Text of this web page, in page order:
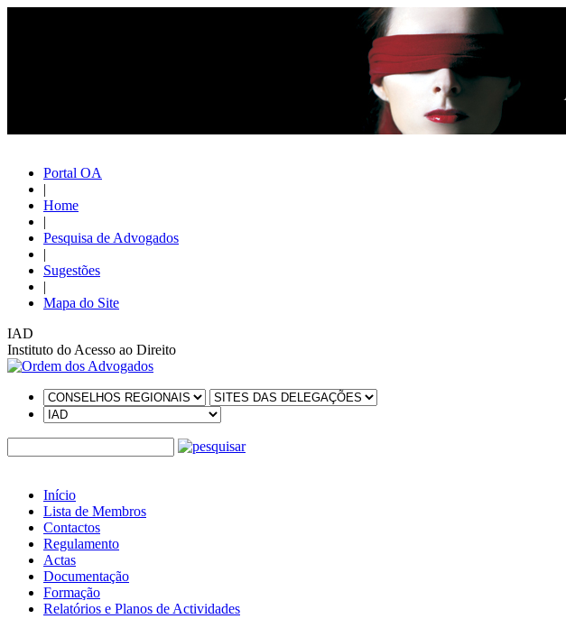
Portal OA
|
Home
|
Pesquisa de Advogados
|
Sugestões
|
Mapa do Site
IAD
Instituto do Acesso ao Direito
Início
Lista de Membros
Contactos
Regulamento
Actas
Documentação
Formação
Relatórios e Planos de Actividades